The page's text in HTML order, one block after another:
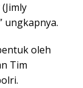
ungkapnya.
oleh
Tim